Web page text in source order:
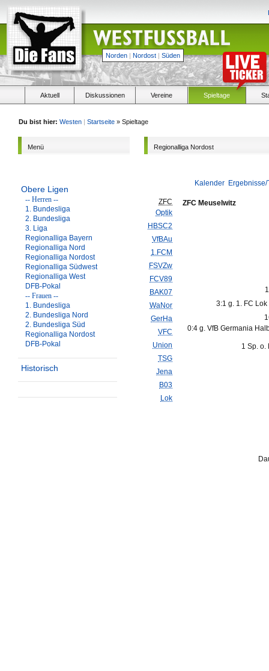
Norden | Nordost | Süden
Aktuell Diskussionen Vereine Spieltage
Du bist hier: Westen | Startseite » Spieltage
Menü
Obere Ligen
-- Herren --
1. Bundesliga
2. Bundesliga
3. Liga
Regionalliga Bayern
Regionalliga Nord
Regionalliga Nordost
Regionalliga Südwest
Regionalliga West
DFB-Pokal
-- Frauen --
1. Bundesliga
2. Bundesliga Nord
2. Bundesliga Süd
Regionalliga Nordost
DFB-Pokal
Historisch
Regionalliga Nordost
Kalender
ZFC
Optik
HBSC2
VfBAu
1.FCM
FSVZw
FCV89
BAK07
WaNor
GerHa
VFC
Union
TSG
Jena
B03
Lok
ZFC Meuselwitz
3:1 g. 1. FC
0:4 g. VfB Germania
1 Sp. o.